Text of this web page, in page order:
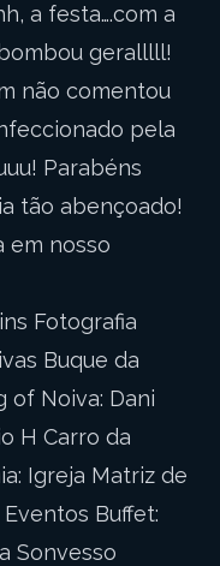
a festa….com a
geralllll!
não comentou
pela
Parabéns
tão abençoado!
em nosso
Fotografia
Buque da
of Noiva: Dani
H Carro da
Igreja Matriz de
Buffet:
Sonvesso